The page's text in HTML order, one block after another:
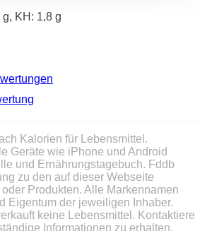
KH: 1,8 g
Kalorien für Lebensmittel.
Geräte wie iPhone und Android
und Ernährungstagebuch. Fddb
zu den auf dieser Webseite
Produkten. Alle Markennamen
Eigentum der jeweiligen Inhaber.
keine Lebensmittel. Kontaktiere
Informationen zu erhalten.